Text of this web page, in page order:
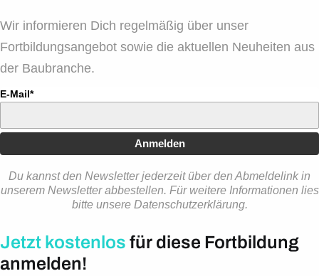
Wir informieren Dich regelmäßig über unser
Fortbildungsangebot sowie die aktuellen Neuheiten aus
der Baubranche.
E-Mail*
Anmelden
Du kannst den Newsletter jederzeit über den Abmeldelink in
unserem Newsletter abbestellen. Für weitere Informationen lies
bitte unsere Datenschutzerklärung.
Jetzt kostenlos für diese Fortbildung
anmelden!